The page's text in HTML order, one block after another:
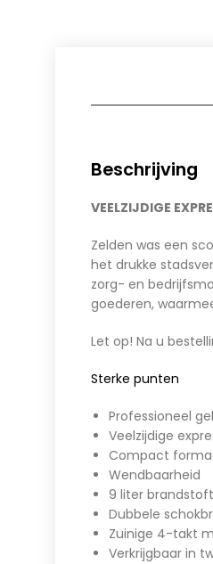
Beschrijving
VEELZIJDIGE
Zelden was een
het drukke
zorg- en
goederen,
Let op! Na u
Sterke punten
Professioneel
Veelzijdige
Compact
Wendbaarheid
9 liter
Dubbele
Zuinige 4-takt
Verkrijgbaar in